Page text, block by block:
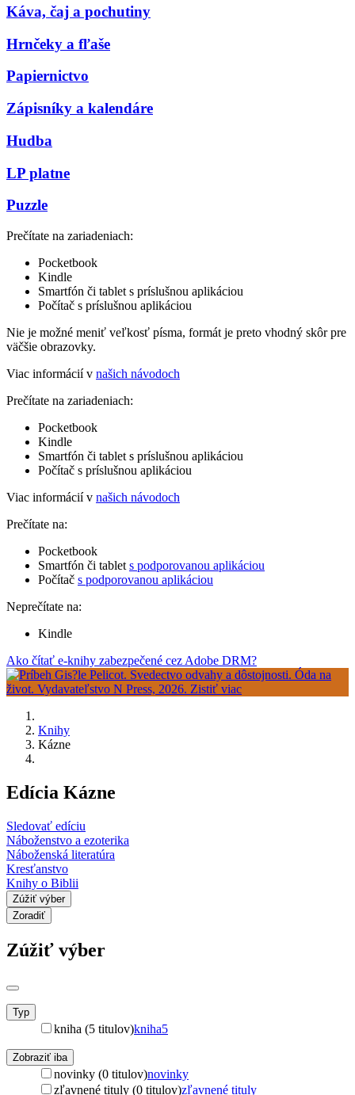
Káva, čaj a pochutiny
Hrnčeky a fľaše
Papiernictvo
Zápisníky a kalendáre
Hudba
LP platne
Puzzle
Prečítate na zariadeniach:
Pocketbook
Kindle
Smartfón či tablet s príslušnou aplikáciou
Počítač s príslušnou aplikáciou
Nie je možné meniť veľkosť písma, formát je preto vhodný skôr pre
väčšie obrazovky.
Viac informácií v našich návodoch
Prečítate na zariadeniach:
Pocketbook
Kindle
Smartfón či tablet s príslušnou aplikáciou
Počítač s príslušnou aplikáciou
Viac informácií v našich návodoch
Prečítate na:
Pocketbook
Smartfón či tablet s podporovanou aplikáciou
Počítač s podporovanou aplikáciou
Neprečítate na:
Kindle
Ako čítať e-knihy zabezpečené cez Adobe DRM?
Knihy
Kázne
Edícia Kázne
Sledovať edíciu
Náboženstvo a ezoterika
Náboženská literatúra
Kresťanstvo
Knihy o Biblii
Zúžiť výber
Zoradiť
Zúžiť výber
Typ
kniha (5 titulov)kniha5
Zobraziť iba
novinky (0 titulov)novinky
zľavnené tituly (0 titulov)zľavnené tituly